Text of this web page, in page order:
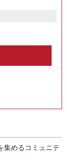
集めるコミュニテ